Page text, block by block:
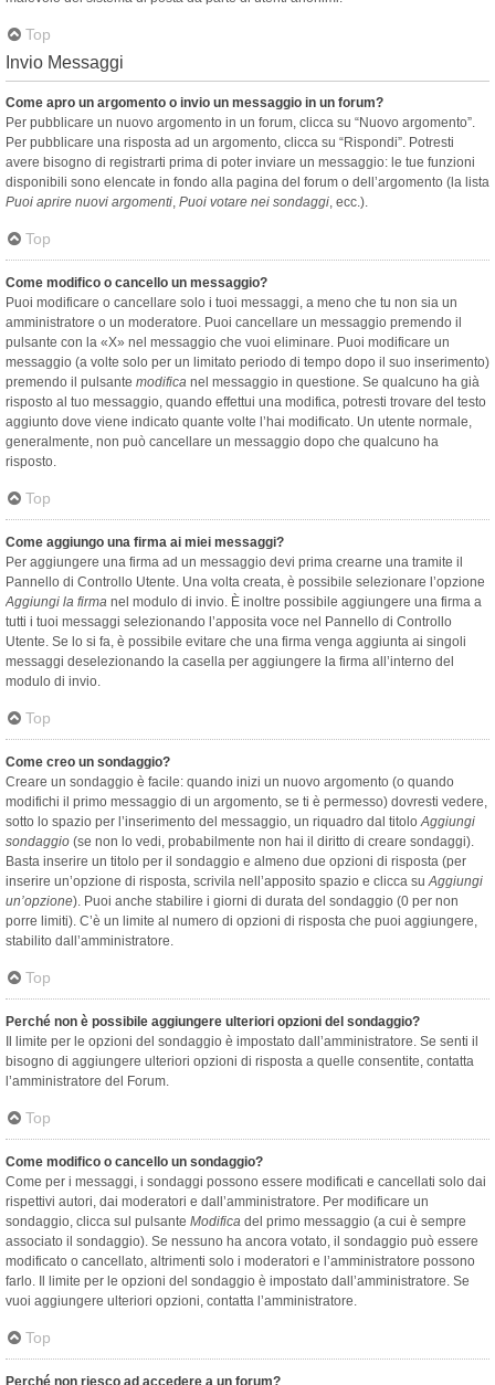
Top
Invio Messaggi
Come apro un argomento o invio un messaggio in un forum?
Per pubblicare un nuovo argomento in un forum, clicca su “Nuovo argomento”.
Per pubblicare una risposta ad un argomento, clicca su “Rispondi”. Potresti
avere bisogno di registrarti prima di poter inviare un messaggio: le tue funzioni
disponibili sono elencate in fondo alla pagina del forum o dell’argomento (la lista
Puoi aprire nuovi argomenti, Puoi votare nei sondaggi, ecc.).
Top
Come modifico o cancello un messaggio?
Puoi modificare o cancellare solo i tuoi messaggi, a meno che tu non sia un
amministratore o un moderatore. Puoi cancellare un messaggio premendo il
pulsante con la «X» nel messaggio che vuoi eliminare. Puoi modificare un
messaggio (a volte solo per un limitato periodo di tempo dopo il suo inserimento)
premendo il pulsante modifica nel messaggio in questione. Se qualcuno ha già
risposto al tuo messaggio, quando effettui una modifica, potresti trovare del testo
aggiunto dove viene indicato quante volte l’hai modificato. Un utente normale,
generalmente, non può cancellare un messaggio dopo che qualcuno ha
risposto.
Top
Come aggiungo una firma ai miei messaggi?
Per aggiungere una firma ad un messaggio devi prima crearne una tramite il
Pannello di Controllo Utente. Una volta creata, è possibile selezionare l’opzione
Aggiungi la firma nel modulo di invio. È inoltre possibile aggiungere una firma a
tutti i tuoi messaggi selezionando l’apposita voce nel Pannello di Controllo
Utente. Se lo si fa, è possibile evitare che una firma venga aggiunta ai singoli
messaggi deselezionando la casella per aggiungere la firma all’interno del
modulo di invio.
Top
Come creo un sondaggio?
Creare un sondaggio è facile: quando inizi un nuovo argomento (o quando
modifichi il primo messaggio di un argomento, se ti è permesso) dovresti vedere,
sotto lo spazio per l’inserimento del messaggio, un riquadro dal titoloAggiungi
sondaggio (se non lo vedi, probabilmente non hai il diritto di creare sondaggi).
Basta inserire un titolo per il sondaggio e almeno due opzioni di risposta (per
inserire un’opzione di risposta, scrivila nell’apposito spazio e clicca suAggiungi
un’opzione). Puoi anche stabilire i giorni di durata del sondaggio (0 per non
porre limiti). C’è un limite al numero di opzioni di risposta che puoi aggiungere,
stabilito dall’amministratore.
Top
Perché non è possibile aggiungere ulteriori opzioni del sondaggio?
Il limite per le opzioni del sondaggio è impostato dall’amministratore. Se senti il
bisogno di aggiungere ulteriori opzioni di risposta a quelle consentite, contatta
l’amministratore del Forum.
Top
Come modifico o cancello un sondaggio?
Come per i messaggi, i sondaggi possono essere modificati e cancellati solo dai
rispettivi autori, dai moderatori e dall’amministratore. Per modificare un
sondaggio, clicca sul pulsante Modifica del primo messaggio (a cui è sempre
associato il sondaggio). Se nessuno ha ancora votato, il sondaggio può essere
modificato o cancellato, altrimenti solo i moderatori e l’amministratore possono
farlo. Il limite per le opzioni del sondaggio è impostato dall’amministratore. Se
vuoi aggiungere ulteriori opzioni, contatta l’amministratore.
Top
Perché non riesco ad accedere a un forum?